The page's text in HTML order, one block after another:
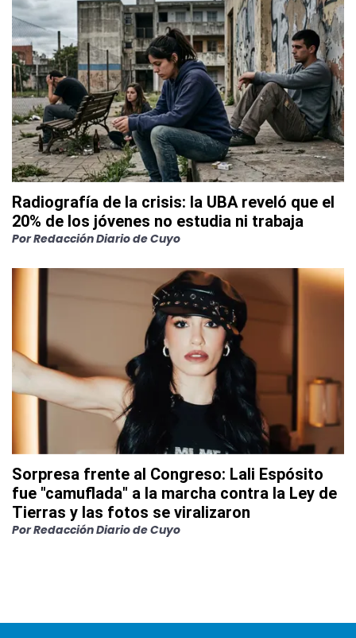
Radiografía de la crisis: la UBA reveló que el
20% de los jóvenes no estudia ni trabaja
PorRedacción Diario de Cuyo
Sorpresa frente al Congreso: Lali Espósito
fue "camuflada" a la marcha contra la Ley de
Tierras y las fotos se viralizaron
PorRedacción Diario de Cuyo